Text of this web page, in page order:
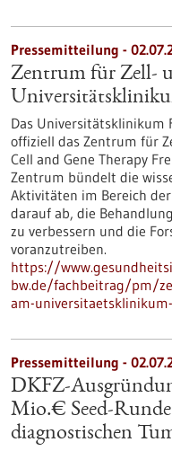
Pressemitteilung -
Zentrum für Zell-
Das Universitätsklinikum
offiziell das Zentrum für
Cell and Gene Therapy
Zentrum bündelt die
Aktivitäten im Bereich
darauf ab, die
zu verbessern und die
voranzutreiben.
https://
bw.de/fachbeitrag/pm/
am-
Pressemitteilung -
DKFZ-
Mio.€ Seed-
diagnostischen